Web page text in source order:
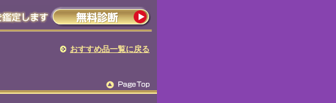
おすすめ品一覧に戻る